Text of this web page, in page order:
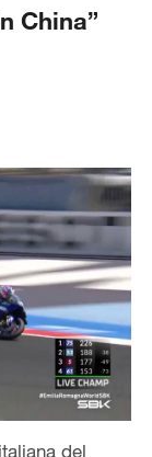
China”
del